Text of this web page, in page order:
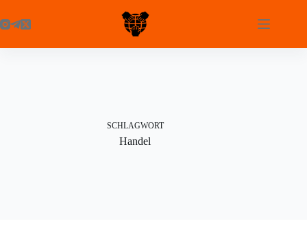
Inhalt
springen
SCHLAGWORT
Handel